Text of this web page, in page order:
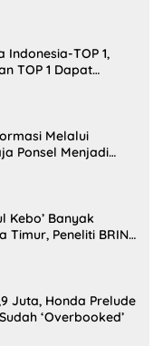
TOP 1,
TOP 1 Dapat
Melalui
Ponsel Menjadi
Kebo’ Banyak
Timur, Peneliti BRIN
Juta, Honda Prelude
‘Overbooked’